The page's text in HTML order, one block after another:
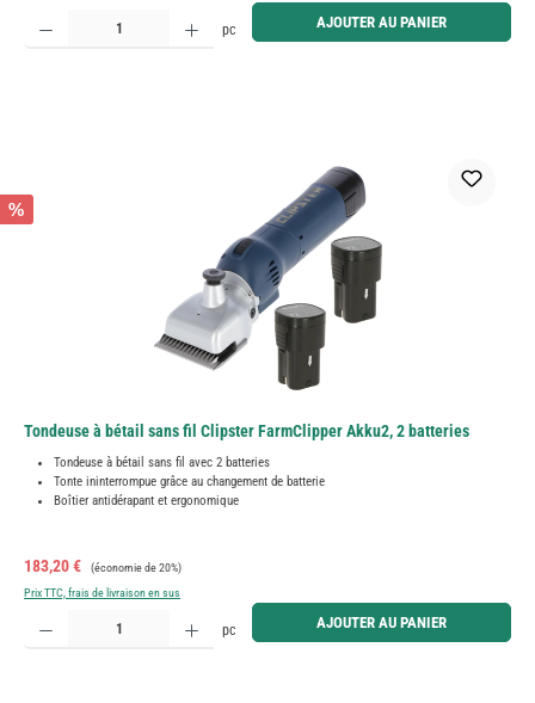
Quantité de produit : Entrez la quantité souhaitée ou utilisez les boutons pour augmenter ou
pc AJOUTER AU PANIER
%
Tondeuse à bétail sans fil Clipster FarmClipper Akku2, 2 batteries
Tondeuse à bétail sans fil avec 2 batteries
Tonte ininterrompue grâce au changement de batterie
Boîtier antidérapant et ergonomique
Prix de vente :
183,20 € Prix régulier :
(économie de 20%)
Prix TTC, frais de livraison en sus
Quantité de produit : Entrez la quantité souhaitée ou utilisez les boutons pour augmenter ou
pc AJOUTER AU PANIER